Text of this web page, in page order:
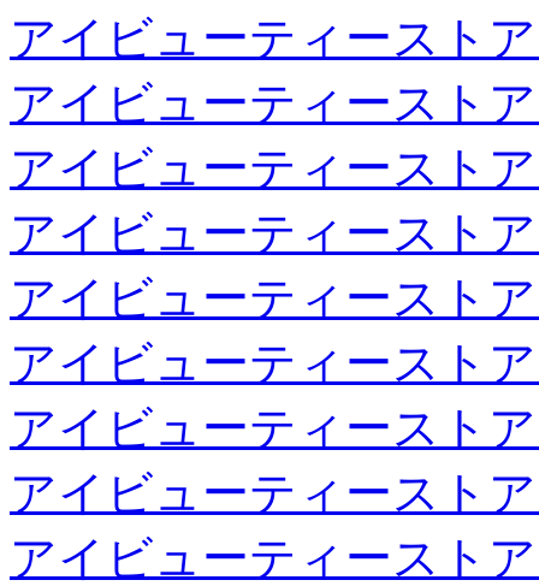
アイビューティースト
アイビューティースト
アイビューティースト
アイビューティースト
アイビューティースト
アイビューティースト
アイビューティースト
アイビューティースト
アイビューティースト